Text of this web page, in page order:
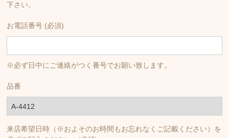
下さい。
お電話番号 (必須)
※必ず日中にご連絡がつく番号でお願い致します。
品番
来店希望日時（※およそのお時間もお忘れなくご記載ください）を